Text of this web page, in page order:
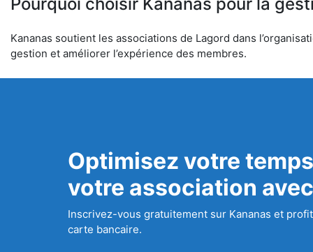
Kananas soutient les associations de Lagord dans
gestion et améliorer l’expérience des membres.
Optimisez votre
votre association
Inscrivez-vous gratuitement sur Kananas et
carte bancaire.